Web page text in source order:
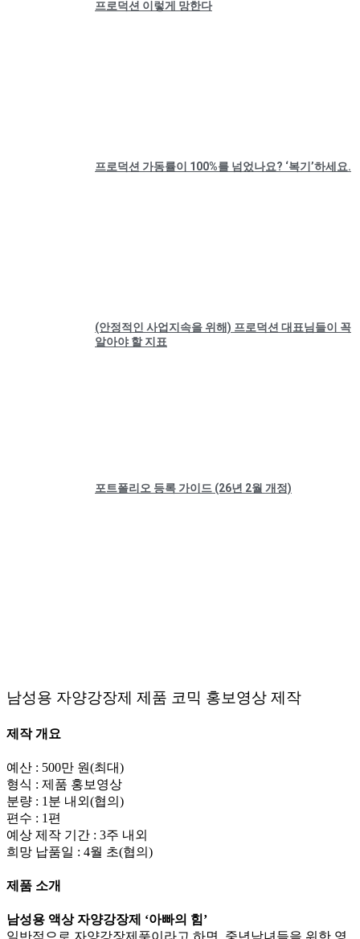
프로덕션 이렇게 망한다
프로덕션 가동률이 100%를 넘었나요? ‘복기’하세요.
(안정적인 사업지속을 위해) 프로덕션 대표님들이 꼭
알아야 할 지표
포트폴리오 등록 가이드 (26년 2월 개정)
남성용 자양강장제 제품 코믹 홍보영상 제작
제작 개요
예산 : 500만 원(최대)
형식 : 제품 홍보영상
분량 : 1분 내외(협의)
편수 : 1편
예상 제작 기간 : 3주 내외
희망 납품일 : 4월 초(협의)
제품 소개
남성용 액상 자양강장제 ‘아빠의 힘’